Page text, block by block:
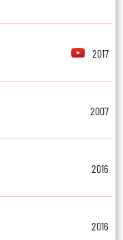
2017
2007
2016
2016